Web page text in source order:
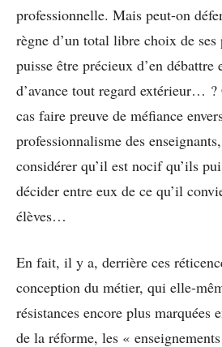
professionnelle. Mais peut-on
règne d’un total libre choix de
puisse être précieux d’en débattre
d’avance tout regard extérieur…
cas faire preuve de méfiance
professionnalisme des
considérer qu’il est nocif qu’ils
décider entre eux de ce qu’il
élèves…
En fait, il y a, derrière ces
conception du métier, qui elle-
résistances encore plus marquées
de la réforme, les «